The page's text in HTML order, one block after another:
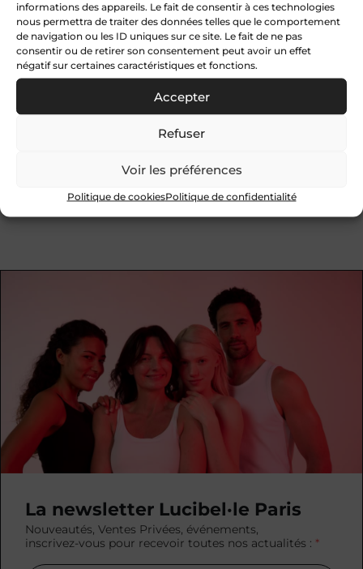
informations des appareils. Le fait de consentir à ces technologies
nous permettra de traiter des données telles que le comportement
de navigation ou les ID uniques sur ce site. Le fait de ne pas
consentir ou de retirer son consentement peut avoir un effet
négatif sur certaines caractéristiques et fonctions.
Accepter
Refuser
Voir les préférences
Politique de cookiesPolitique de confidentialité
La newsletter Lucibel·le Paris
Nouveautés, Ventes Privées, événements,
inscrivez-vous pour recevoir toutes nos actualités :